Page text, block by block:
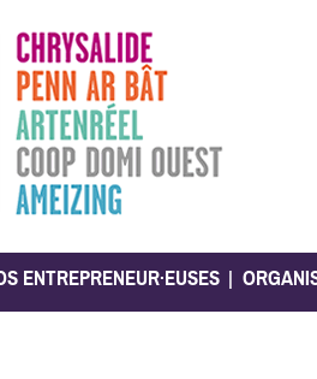
ENTREPRENEUR·EUSES